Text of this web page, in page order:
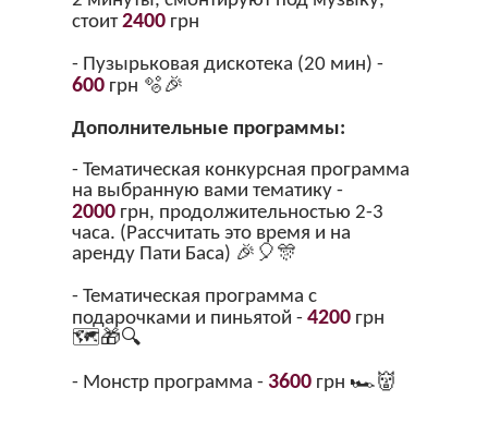
стоит2400 грн
- Пузырьковая дискотека (20 мин) -
600 грн 🫧🎉
Дополнительные программы:
- Тематическая конкурсная программа
на выбранную вами тематику -
2000 грн, продолжительностью 2-3
часа. (Рассчитать это время и на
аренду Пати Баса) 🎉🎈🎊
- Тематическая программа с
подарочками и пиньятой -4200 грн
🗺️🎁🔍
- Монстр программа - 3600 грн 🏎👹